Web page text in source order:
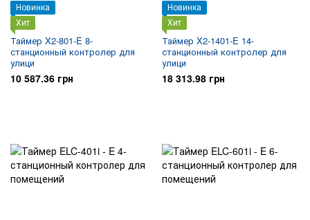
Новинка
Хит
Таймер X2-801-E 8-
станционный контролер для
улици
10 587.36 грн
Новинка
Хит
Таймер X2-1401-E 14-
станционный контролер для
улици
18 313.98 грн